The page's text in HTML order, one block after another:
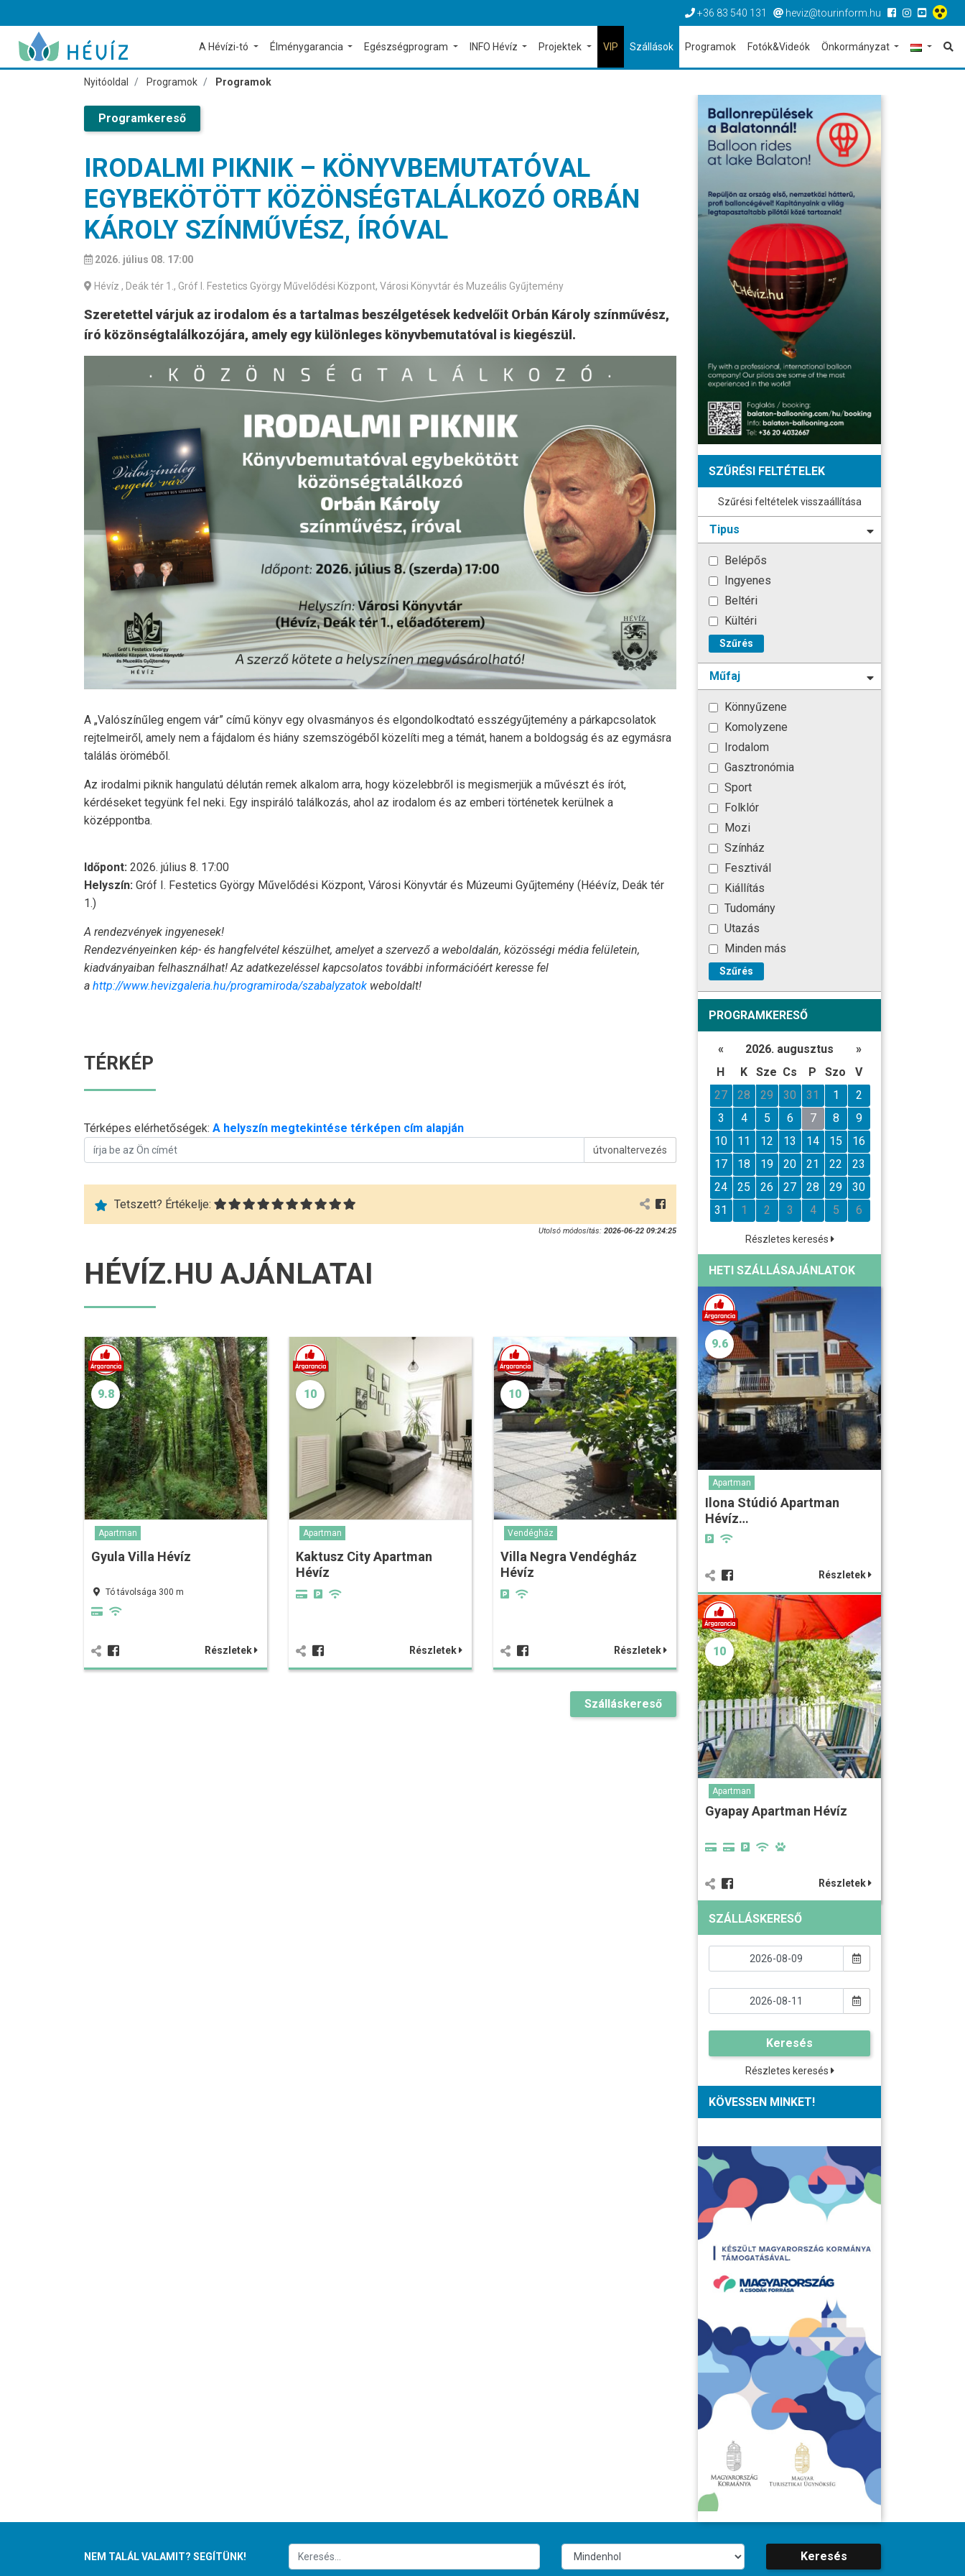
+36 83 540 131 heviz@tourinform.hu
A Hévízi-tó Élménygarancia Egészségprogram INFO Hévíz Projektek VIP Szállások Programok Fotók&Videók Önkormányzat
Nyitóoldal Programok Programok
Programkereső
IRODALMI PIKNIK – KÖNYVBEMUTATÓVAL
EGYBEKÖTÖTT KÖZÖNSÉGTALÁLKOZÓ ORBÁN
KÁROLY SZÍNMŰVÉSZ, ÍRÓVAL
2026. július 08. 17:00
Hévíz , Deák tér 1., Gróf I. Festetics György Művelődési Központ, Városi Könyvtár és Muzeális Gyűjtemény
Szeretettel várjuk az irodalom és a tartalmas beszélgetések kedvelőit Orbán Károly színművész,
író közönségtalálkozójára, amely egy különleges könyvbemutatóval is kiegészül.
A „Valószínűleg engem vár” című könyv egy olvasmányos és elgondolkodtató esszégyűjtemény a párkapcsolatok
rejtelmeiről, amely nem a fájdalom és hiány szemszögéből közelíti meg a témát, hanem a boldogság és az egymásra
találás öröméből.
Az irodalmi piknik hangulatú délután remek alkalom arra, hogy közelebbről is megismerjük a művészt és írót,
kérdéseket tegyünk fel neki. Egy inspiráló találkozás, ahol az irodalom és az emberi történetek kerülnek a
középpontba.
Időpont: 2026. július 8. 17:00
Helyszín: Gróf I. Festetics György Művelődési Központ, Városi Könyvtár és Múzeumi Gyűjtemény (Héévíz, Deák tér
1.)
A rendezvények ingyenesek!
Rendezvényeinken kép- és hangfelvétel készülhet, amelyet a szervező a weboldalán, közösségi média felületein,
kiadványaiban felhasználhat! Az adatkezeléssel kapcsolatos további információért keresse fel
a http://www.hevizgaleria.hu/programiroda/szabalyzatok weboldalt!
TÉRKÉP
Térképes elérhetőségek: A helyszín megtekintése térképen cím alapján
útvonaltervezés
Tetszett? Értékelje:
Utolsó módosítás: 2026-06-22 09:24:25
HÉVÍZ.HU AJÁNLATAI
9.8
Apartman
Gyula Villa Hévíz
Tó távolsága 300 m
Részletek
10
Apartman
Kaktusz City Apartman
Hévíz
Részletek
10
Vendégház
Villa Negra Vendégház
Hévíz
Részletek
Szálláskereső
SZŰRÉSI FELTÉTELEK
Szűrési feltételek visszaállítása
Tipus
Belépős
Ingyenes
Beltéri
Kültéri
Szűrés
Műfaj
Könnyűzene
Komolyzene
Irodalom
Gasztronómia
Sport
Folklór
Mozi
Színház
Fesztivál
Kiállítás
Tudomány
Utazás
Minden más
Szűrés
PROGRAMKERESŐ
« 2026. augusztus
»
H
K Sze Cs P Szo
V
27
28 29 30 31 1
2
3
4 5 6 7 8
9
10
11 12 13 14 15
16
17
18 19 20 21 22
23
24
25 26 27 28 29
30
31
1 2 3 4 5 6
Részletes keresés
HETI SZÁLLÁSAJÁNLATOK
9.6
Apartman
Ilona Stúdió Apartman
Hévíz…
Részletek
10
Apartman
Gyapay Apartman Hévíz
Részletek
SZÁLLÁSKERESŐ
Keresés
Részletes keresés
KÖVESSEN MINKET!
NEM TALÁL VALAMIT? SEGÍTÜNK! Keresés